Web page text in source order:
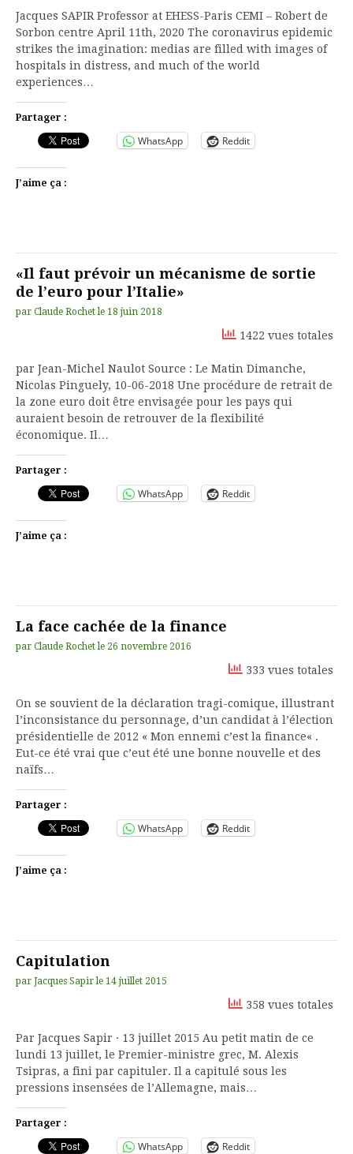
Jacques SAPIR Professor at EHESS-Paris CEMI – Robert de
Sorbon centre April 11th, 2020 The coronavirus epidemic
strikes the imagination: medias are filled with images of
hospitals in distress, and much of the world
experiences…
Partager :
WhatsApp Reddit
J’aime ça :
«Il faut prévoir un mécanisme de sortie
de l’euro pour l’Italie»
par Claude Rochet le 18 juin 2018
1422 vues totales
par Jean-Michel Naulot Source : Le Matin Dimanche,
Nicolas Pinguely, 10-06-2018 Une procédure de retrait de
la zone euro doit être envisagée pour les pays qui
auraient besoin de retrouver de la flexibilité
économique. Il…
Partager :
WhatsApp Reddit
J’aime ça :
La face cachée de la finance
par Claude Rochet le 26 novembre 2016
333 vues totales
On se souvient de la déclaration tragi-comique, illustrant
l’inconsistance du personnage, d’un candidat à l’élection
présidentielle de 2012 « Mon ennemi c’est la finance« .
Eut-ce été vrai que c’eut été une bonne nouvelle et des
naïfs…
Partager :
WhatsApp Reddit
J’aime ça :
Capitulation
par Jacques Sapir le 14 juillet 2015
358 vues totales
Par Jacques Sapir · 13 juillet 2015 Au petit matin de ce
lundi 13 juillet, le Premier-ministre grec, M. Alexis
Tsipras, a fini par capituler. Il a capitulé sous les
pressions insensées de l’Allemagne, mais…
Partager :
WhatsApp Reddit